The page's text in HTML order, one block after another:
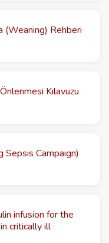
(Weaning) Rehberi
Kılavuzu
Sepsis Campaign)
infusion for the
critically ill